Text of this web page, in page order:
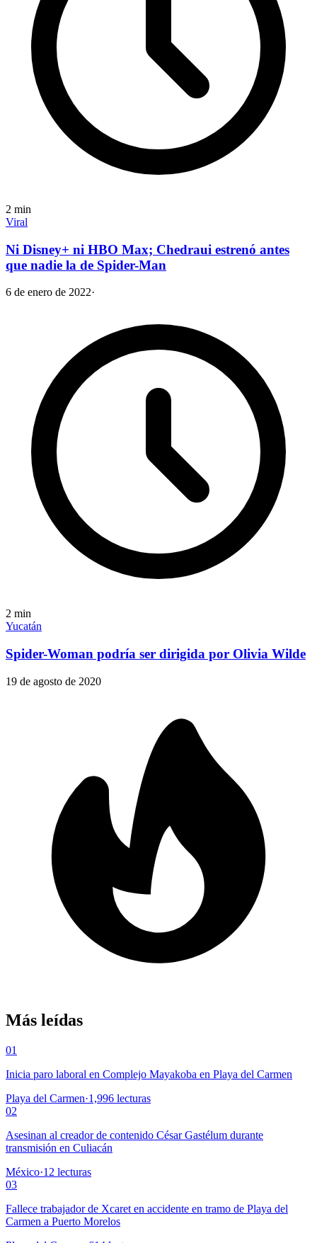
2 min
Viral
Ni Disney+ ni HBO Max; Chedraui estrenó antes
que nadie la de Spider-Man
6 de enero de 2022·
2 min
Yucatán
Spider-Woman podría ser dirigida por Olivia Wilde
19 de agosto de 2020
Más leídas
01
Inicia paro laboral en Complejo Mayakoba en Playa del Carmen
Playa del Carmen·1,996 lecturas
02
Asesinan al creador de contenido César Gastélum durante
transmisión en Culiacán
México·12 lecturas
03
Fallece trabajador de Xcaret en accidente en tramo de Playa del
Carmen a Puerto Morelos